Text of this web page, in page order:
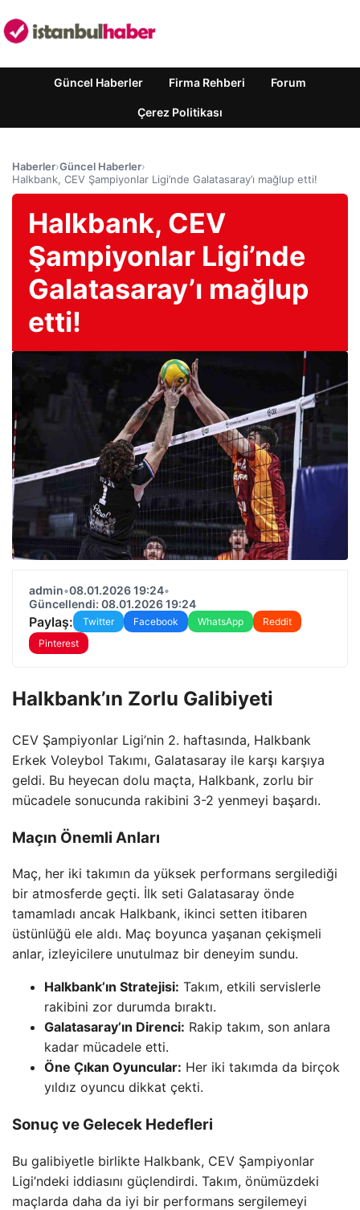
Güncel Haberler Firma Rehberi Forum
Çerez Politikası
Haberler›Güncel Haberler›
Halkbank, CEV Şampiyonlar Ligi’nde Galatasaray’ı mağlup etti!
Halkbank, CEV
Şampiyonlar Ligi’nde
Galatasaray’ı mağlup
etti!
admin•08.01.2026 19:24•
Güncellendi: 08.01.2026 19:24
Paylaş: Twitter Facebook WhatsApp
Reddit
Pinterest
Halkbank’ın Zorlu Galibiyeti
CEV Şampiyonlar Ligi’nin 2. haftasında, Halkbank
Erkek Voleybol Takımı, Galatasaray ile karşı karşıya
geldi. Bu heyecan dolu maçta, Halkbank, zorlu bir
mücadele sonucunda rakibini 3-2 yenmeyi başardı.
Maçın Önemli Anları
Maç, her iki takımın da yüksek performans sergilediği
bir atmosferde geçti. İlk seti Galatasaray önde
tamamladı ancak Halkbank, ikinci setten itibaren
üstünlüğü ele aldı. Maç boyunca yaşanan çekişmeli
anlar, izleyicilere unutulmaz bir deneyim sundu.
Halkbank’ın Stratejisi: Takım, etkili servislerle
rakibini zor durumda bıraktı.
Galatasaray’ın Direnci: Rakip takım, son anlara
kadar mücadele etti.
Öne Çıkan Oyuncular: Her iki takımda da birçok
yıldız oyuncu dikkat çekti.
Sonuç ve Gelecek Hedefleri
Bu galibiyetle birlikte Halkbank, CEV Şampiyonlar
Ligi’ndeki iddiasını güçlendirdi. Takım, önümüzdeki
maçlarda daha da iyi bir performans sergilemeyi